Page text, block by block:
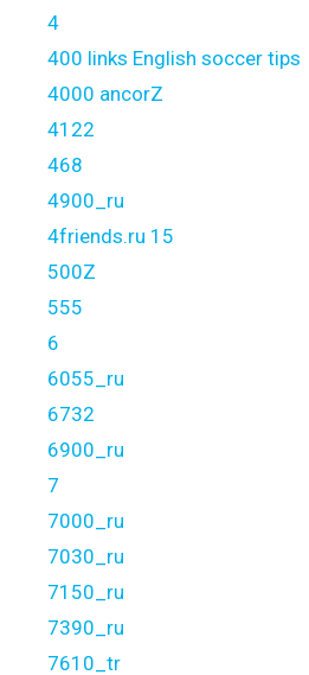
4
400 links English soccer tips
4000 ancorZ
4122
468
4900_ru
4friends.ru 15
500Z
555
6
6055_ru
6732
6900_ru
7
7000_ru
7030_ru
7150_ru
7390_ru
7610_tr